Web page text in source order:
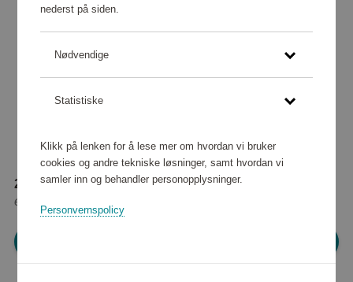
21 280 poeng
eller
nederst på siden.
Nødvendige
Statistiske
Klikk på lenken for å lese mer om hvordan vi bruker
cookies og andre tekniske løsninger, samt hvordan vi
samler inn og behandler personopplysninger.
Personvernspolicy